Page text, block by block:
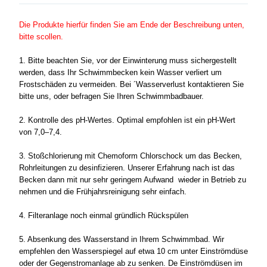
Die Produkte hierfür finden Sie am Ende der Beschreibung unten,
bitte scollen.
1. Bitte beachten Sie, vor der Einwinterung muss sichergestellt
werden, dass Ihr Schwimmbecken kein Wasser verliert um
Frostschäden zu vermeiden. Bei ´Wasserverlust kontaktieren Sie
bitte uns, oder befragen Sie Ihren Schwimmbadbauer.
2. Kontrolle des pH-Wertes. Optimal empfohlen ist ein pH-Wert
von 7,0–7,4.
3. Stoßchlorierung mit Chemoform Chlorschock um das Becken,
Rohrleitungen zu desinfizieren. Unserer Erfahrung nach ist das
Becken dann mit nur sehr geringem Aufwand wieder in Betrieb zu
nehmen und die Frühjahrsreinigung sehr einfach.
4. Filteranlage noch einmal gründlich Rückspülen
5. Absenkung des Wasserstand in Ihrem Schwimmbad. Wir
empfehlen den Wasserspiegel auf etwa 10 cm unter Einströmdüse
oder der Gegenstromanlage ab zu senken. De Einströmdüsen im